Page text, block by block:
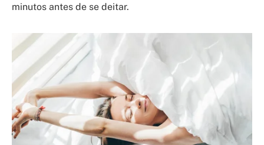
minutos antes de se deitar.